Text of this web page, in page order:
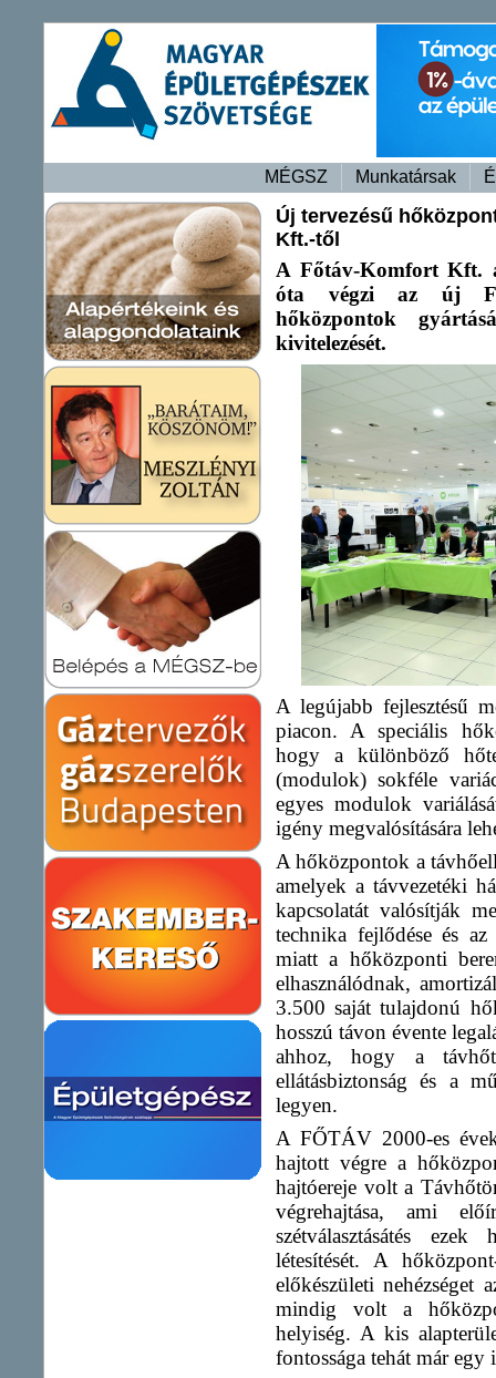
MÉGSZ Munkatársak
Új tervezésű
Kft.-től
A Főtáv-Komfort Kft.
óta végzi az új
hőközpontok
kivitelezését.
A legújabb fejlesztésű
piacon. A speciális
hogy a különböző
(modulok) sokféle
egyes modulok
igény megvalósítására
A hőközpontok a
amelyek a távvezetéki
kapcsolatát valósítják
technika fejlődése és az
miatt a hőközponti
elhasználódnak,
3.500 saját tulajdonú
hosszú távon évente
ahhoz, hogy a
ellátásbiztonság és a
legyen.
A FŐTÁV 2000-es
hajtott végre a
hajtóereje volt a
végrehajtása, ami
szétválasztásátés
létesítését. A
előkészületi nehézséget
mindig volt a
helyiség. A kis
fontossága tehát már egy